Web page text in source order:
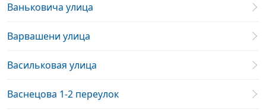
Ваньковича улица
Варвашени улица
Васильковая улица
Васнецова 1-2 переулок